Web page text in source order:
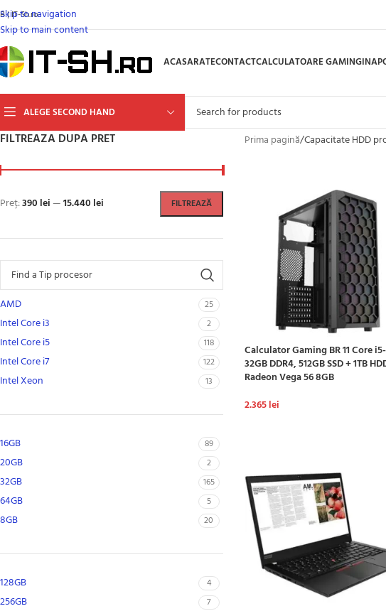
Skip to navigation
Skip to main content
| IT-Sh.ro
ACASARATECONTACTCALCULATOARE GAMING
ALEGE SECOND HAND
FILTREAZA DUPA PRET
FILTREAZĂ
Preț:390 lei—15.440 lei
AMD 25
Intel Core i3 2
Intel Core i5 118
Intel Core i7 122
Intel Xeon 13
16GB 89
20GB 2
32GB 165
64GB 5
8GB 20
128GB 4
256GB 7
Prima pagină/Capacitate HDD
Calculator Gaming BR 11 Core
32GB DDR4, 512GB SSD + 1TB
Radeon Vega 56 8GB
2.365lei